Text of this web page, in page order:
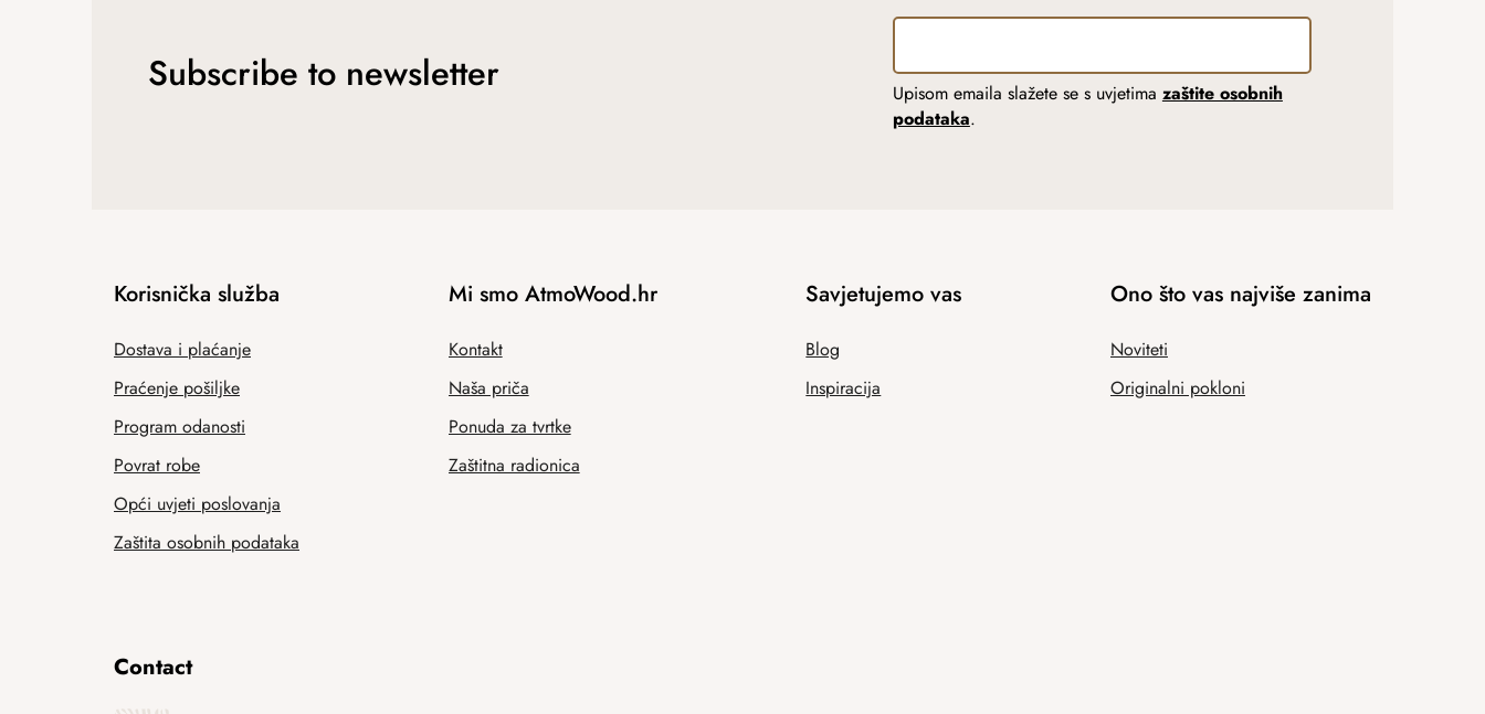
Subscribe to newsletter Upisom emaila slažete se s uvjetima zaštite osobnih
podataka.
Korisnička služba
Dostava i plaćanje
Praćenje pošiljke
Program odanosti
Povrat robe
Opći uvjeti poslovanja
Zaštita osobnih podataka
Mi smo AtmoWood.hr
Kontakt
Naša priča
Ponuda za tvrtke
Zaštitna radionica
Savjetujemo vas
Blog
Inspiracija
Ono što vas najviše zanima
Noviteti
Originalni pokloni
Contact